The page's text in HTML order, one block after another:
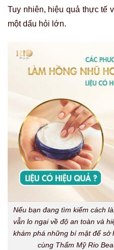
Tuy nhiên, hiệu quả thực tế
một dấu hỏi lớn.
Nếu bạn đang tìm kiếm cách
vẫn lo ngại về độ an toàn và
khám phá những bí mật để sở
cùng Thẩm Mỹ Rio